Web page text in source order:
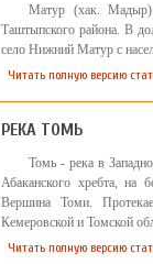
Матур (хак. Мадыр)
Таштыпского района. В
село Нижний Матур с
Читать полную версию
РЕКА ТОМЬ
Томь - река в
Абаканского хребта, на
Вершина Томи.
Кемеровской и Томской
Читать полную версию